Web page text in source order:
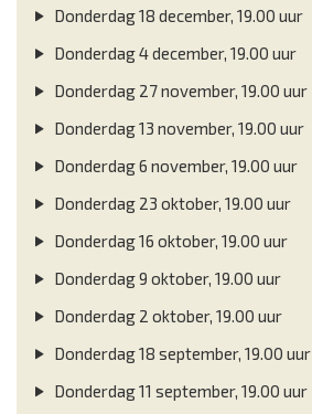
Donderdag 18 december, 19.00 uur
Donderdag 4 december, 19.00 uur
Donderdag 27 november, 19.00 uur
Donderdag 13 november, 19.00 uur
Donderdag 6 november, 19.00 uur
Donderdag 23 oktober, 19.00 uur
Donderdag 16 oktober, 19.00 uur
Donderdag 9 oktober, 19.00 uur
Donderdag 2 oktober, 19.00 uur
Donderdag 18 september, 19.00 uur
Donderdag 11 september, 19.00 uur